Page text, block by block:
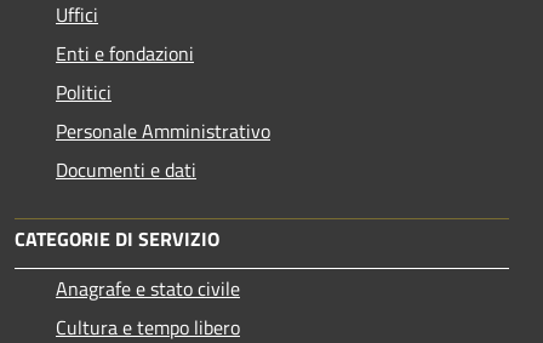
Uffici
Enti e fondazioni
Politici
Personale Amministrativo
Documenti e dati
CATEGORIE DI SERVIZIO
Anagrafe e stato civile
Cultura e tempo libero